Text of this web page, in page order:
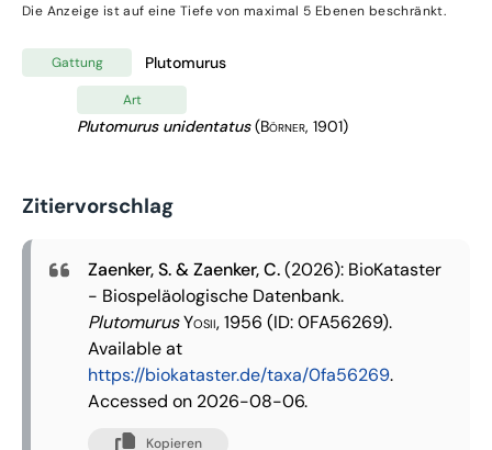
Die Anzeige ist auf eine Tiefe von maximal 5 Ebenen beschränkt.
Gattung Plutomurus
Art
Plutomurus unidentatus (Börner, 1901)
Zitiervorschlag
Zaenker, S. & Zaenker, C.(2026): BioKataster
- Biospeläologische Datenbank.
PlutomurusYosii, 1956 (ID: 0FA56269).
Available at
https://biokataster.de/taxa/0fa56269.
Accessed on 2026-08-06.
Kopieren